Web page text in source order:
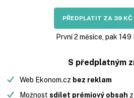
PŘEDPLATIT ZA 39 KČ
První 2 měsíce, pak 149
S předplatným
Web Ekonom.cz bez reklam
Možnost sdílet prémiový obsah